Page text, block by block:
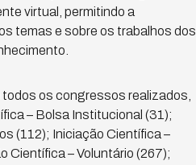
virtual, permitindo a
temas e sobre os trabalhos dos
os congressos realizados,
– Bolsa Institucional (31);
(112); Iniciação Científica –
Científica – Voluntário (267);